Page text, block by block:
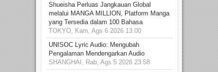
Shueisha Perluas Jangkauan Global
melalui MANGA MILLION, Platform Manga
yang Tersedia dalam 100 Bahasa
TOKYO, Kam, Ags 6 2026 13.00
UNISOC Lyric Audio: Mengubah
Pengalaman Mendengarkan Audio
SHANGHAI, Rab, Ags 5 2026 23.58